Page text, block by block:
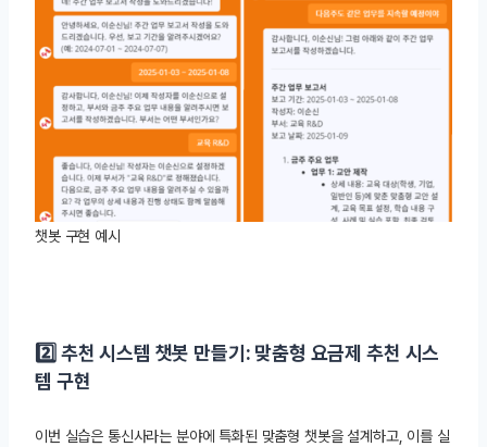
챗봇 구현 예시
2️⃣ 추천 시스템 챗봇 만들기: 맞춤형 요금제 추천 시스
템 구현
이번 실습은 통신사라는 분야에 특화된 맞춤형 챗봇을 설계하고, 이를 실